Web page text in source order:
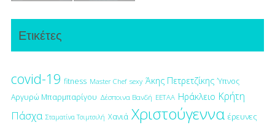
Ετικέτες
covid-19 fitness Master Chef sexy Άκης Πετρετζίκης Ύπνος
Αργυρώ Μπαρμπαρίγου Δέσποινα Βανδή ΕΕΤΑΑ Ηράκλειο Κρήτη
Πάσχα Σταματίνα Τσιμτσιλή Χανιά Χριστούγεννα έρευνες